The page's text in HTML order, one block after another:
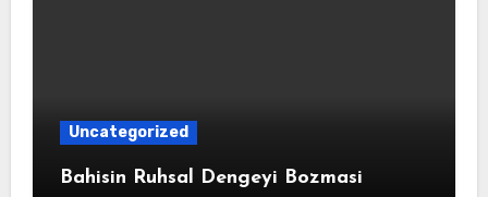
Uncategorized
Bahisin Ruhsal Dengeyi Bozmasi